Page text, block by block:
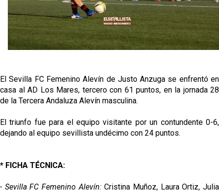
El Sevilla oficializa el traspaso de Sow
Miguel Sierra: La temporada pasada se vio
reflejado que podemos tirar para delante y
mercado
OFICIAL | Juanlu se marcha al Bournemouth
El Sevilla FC Femenino Alevín de Justo Anzuga se enfrentó en
casa al AD Los Mares, tercero con 61 puntos, en la jornada 28
de la Tercera Andaluza Alevín masculina.
El triunfo fue para el equipo visitante por un contundente 0-6,
dejando al equipo sevillista undécimo con 24 puntos.
* FICHA TÉCNICA:
- Sevilla FC Femenino Alevín:Cristina Muñoz, Laura Ortiz, Julia